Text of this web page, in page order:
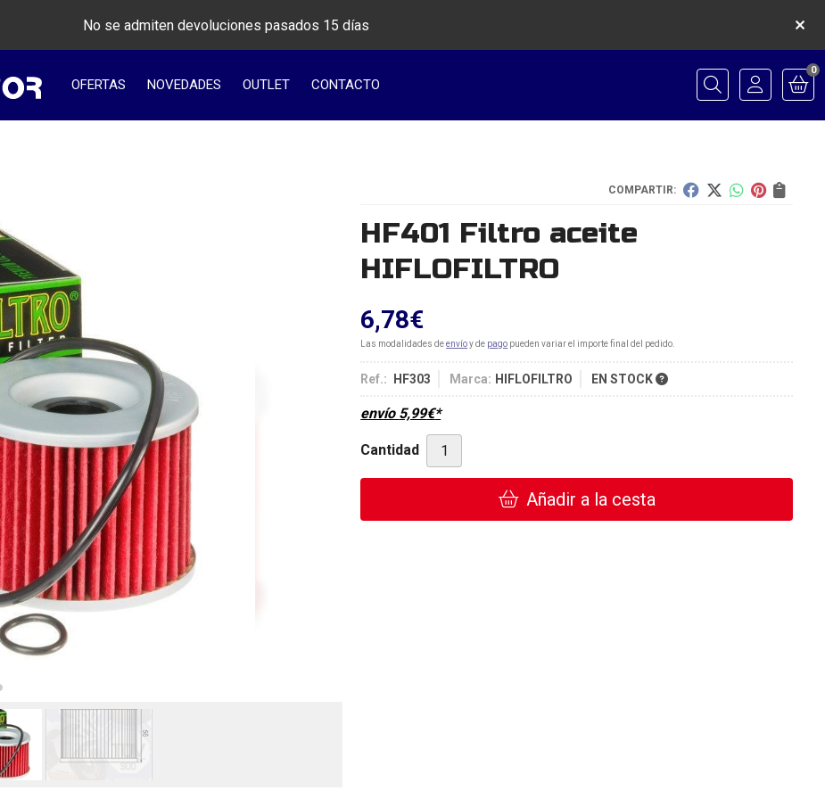
No se admiten devoluciones pasados 15 días
OFERTAS NOVEDADES OUTLET CONTACTO Buscar
0
COMPARTIR:
HF401 Filtro aceite
HIFLOFILTRO
6,78€
Las modalidades deenvíoy de pago pueden variar el importe final del pedido.
Ref.: HF303 Marca: HIFLOFILTRO EN STOCK
envío 5,99€*
Cantidad
Añadir a la cesta